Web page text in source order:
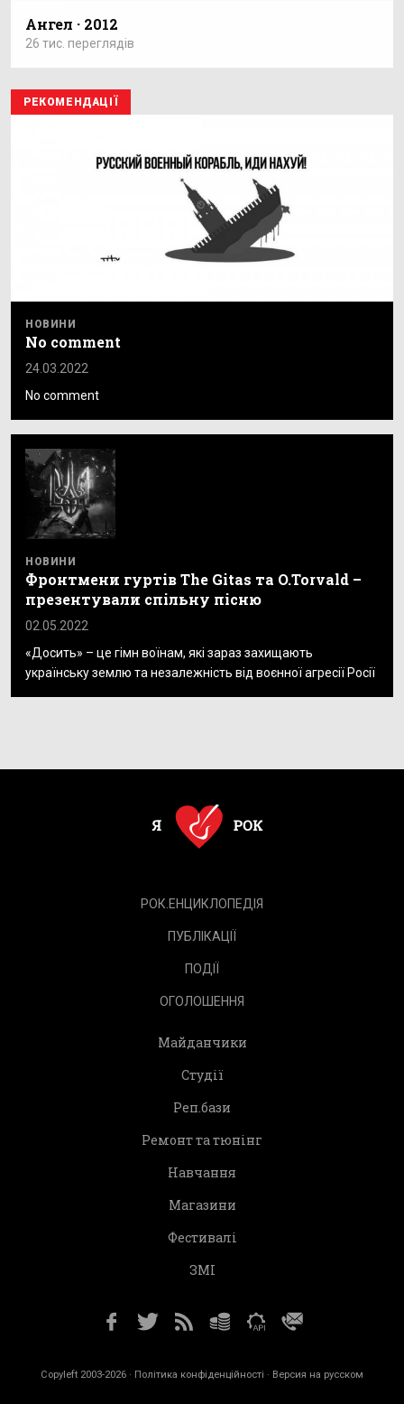
Ангел · 2012
26 тис. переглядів
РЕКОМЕНДАЦІЇ
НОВИНИ
No comment
24.03.2022
No comment
НОВИНИ
Фронтмени гуртів The Gitas та O.Torvald –
презентували спільну пісню
02.05.2022
«Досить» – це гімн воїнам, які зараз захищають
українську землю та незалежність від воєнної агресії Росії
РОК.ЕНЦИКЛОПЕДІЯ
ПУБЛІКАЦІЇ
ПОДІЇ
ОГОЛОШЕННЯ
Майданчики
Студії
Реп.бази
Ремонт та тюнінг
Навчання
Магазини
Фестивалі
ЗМІ
Copyleft 2003-2026 · Політика конфіденційності · Версия на русском